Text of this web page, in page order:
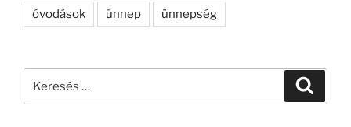
óvodások ünnep ünnepség